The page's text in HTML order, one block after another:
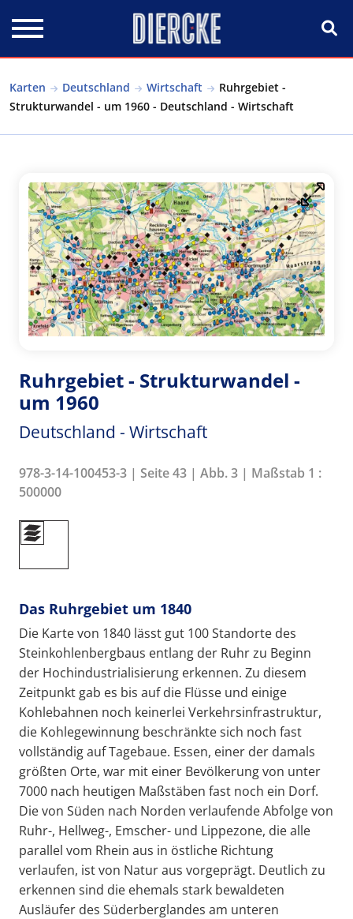
Karten Deutschland Wirtschaft
Ruhrgebiet -
Strukturwandel - um 1960 - Deutschland - Wirtschaft
Ruhrgebiet - Strukturwandel -
um 1960
Deutschland - Wirtschaft
978-3-14-100453-3 | Seite 43 | Abb. 3 | Maßstab 1 :
500000
Das Ruhrgebiet um 1840
Die Karte von 1840 lässt gut 100 Standorte des
Steinkohlenbergbaus entlang der Ruhr zu Beginn
der Hochindustrialisierung erkennen. Zu diesem
Zeitpunkt gab es bis auf die Flüsse und einige
Kohlebahnen noch keinerlei Verkehrsinfrastruktur,
die Kohlegewinnung beschränkte sich noch fast
vollständig auf Tagebaue. Essen, einer der damals
größten Orte, war mit einer Bevölkerung von unter
7000 nach heutigen Maßstäben fast noch ein Dorf.
Die von Süden nach Norden verlaufende Abfolge von
Ruhr-, Hellweg-, Emscher- und Lippezone, die alle
parallel vom Rhein aus in östliche Richtung
verlaufen, ist von Natur aus vorgeprägt. Deutlich zu
erkennen sind die ehemals stark bewaldeten
Ausläufer des Süderberglandes am unteren